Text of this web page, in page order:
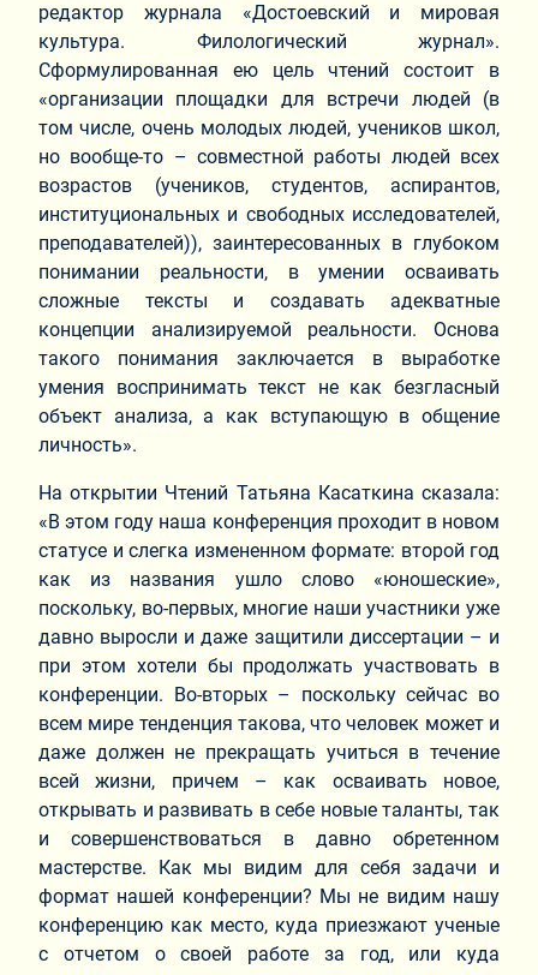
редактор журнала «Достоевский и мировая
культура. Филологический журнал».
Сформулированная ею цель чтений состоит в
«организации площадки для встречи людей (в
том числе, очень молодых людей, учеников школ,
но вообще-то – совместной работы людей всех
возрастов (учеников, студентов, аспирантов,
институциональных и свободных исследователей,
преподавателей)), заинтересованных в глубоком
понимании реальности, в умении осваивать
сложные тексты и создавать адекватные
концепции анализируемой реальности. Основа
такого понимания заключается в выработке
умения воспринимать текст не как безгласный
объект анализа, а как вступающую в общение
личность».
На открытии Чтений Татьяна Касаткина сказала:
«В этом году наша конференция проходит в новом
статусе и слегка измененном формате: второй год
как из названия ушло слово «юношеские»,
поскольку, во-первых, многие наши участники уже
давно выросли и даже защитили диссертации – и
при этом хотели бы продолжать участвовать в
конференции. Во-вторых – поскольку сейчас во
всем мире тенденция такова, что человек может и
даже должен не прекращать учиться в течение
всей жизни, причем – как осваивать новое,
открывать и развивать в себе новые таланты, так
и совершенствоваться в давно обретенном
мастерстве. Как мы видим для себя задачи и
формат нашей конференции? Мы не видим нашу
конференцию как место, куда приезжают ученые
с отчетом о своей работе за год, или куда